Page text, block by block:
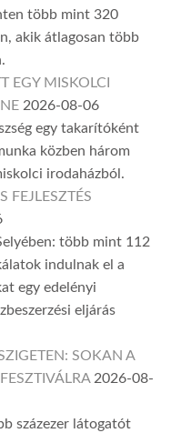
több mint 320
akik átlagosan több
EGY MISKOLCI
2026-08-06
egy takarítóként
közben három
irodaházból.
FEJLESZTÉS
több mint 112
indulnak el a
egy edelényi
eljárás
SOKAN A
2026-08-
százezer látogatót